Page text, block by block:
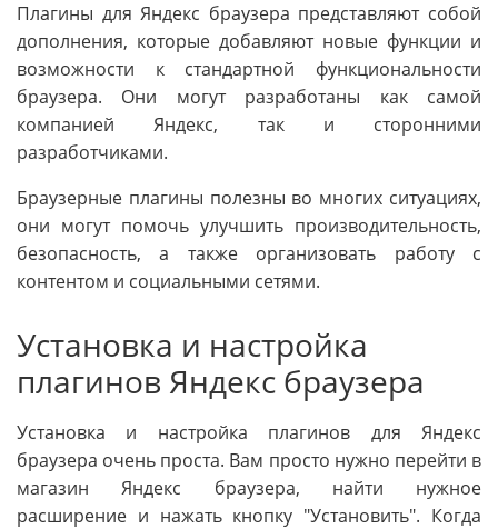
Плагины для Яндекс браузера представляют собой
дополнения, которые добавляют новые функции и
возможности к стандартной функциональности
браузера. Они могут разработаны как самой
компанией Яндекс, так и сторонними
разработчиками.
Браузерные плагины полезны во многих ситуациях,
они могут помочь улучшить производительность,
безопасность, а также организовать работу с
контентом и социальными сетями.
Установка и настройка
плагинов Яндекс браузера
Установка и настройка плагинов для Яндекс
браузера очень проста. Вам просто нужно перейти в
магазин Яндекс браузера, найти нужное
расширение и нажать кнопку "Установить". Когда